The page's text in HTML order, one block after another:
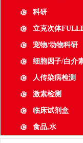
科研
立克次体
宠物/动物科研
细胞因子/白介
人传染病检测
激素检测
临床试剂盒
食品,水